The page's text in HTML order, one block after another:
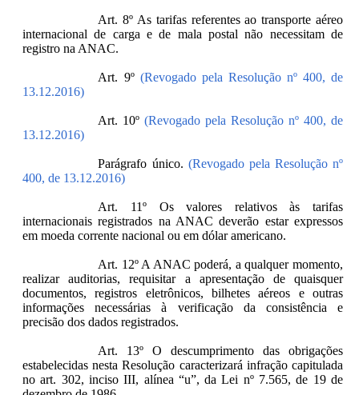
Art. 8º As tarifas referentes ao transporte aéreo
internacional de carga e de mala postal não necessitam de
registro na ANAC.
Art. 9º (Revogado pela Resolução nº 400, de
13.12.2016)
Art. 10º(Revogado pela Resolução nº 400, de
13.12.2016)
Parágrafo único. (Revogado pela Resolução nº
400, de 13.12.2016)
Art. 11º Os valores relativos às tarifas
internacionais registrados na ANAC deverão estar expressos
em moeda corrente nacional ou em dólar americano.
Art. 12º A ANAC poderá, a qualquer momento,
realizar auditorias, requisitar a apresentação de quaisquer
documentos, registros eletrônicos, bilhetes aéreos e outras
informações necessárias à verificação da consistência e
precisão dos dados registrados.
Art. 13º O descumprimento das obrigações
estabelecidas nesta Resolução caracterizará infração capitulada
no art. 302, inciso III, alínea “u”, da Lei nº 7.565, de 19 de